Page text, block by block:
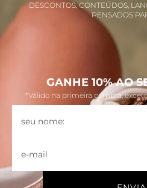
DESCONTOS, CONTEÚDOS,
PENSADOS
GANHE 10% AO
*Válido na primeira compra,